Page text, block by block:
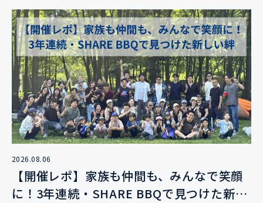
2026.08.06
【開催レポ】家族も仲間も、みんなで笑顔
に！3年連続・SHARE BBQで見つけた新し